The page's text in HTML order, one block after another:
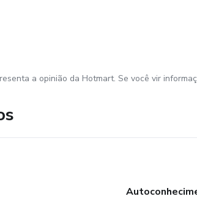
a opinião da Hotmart. Se você vir